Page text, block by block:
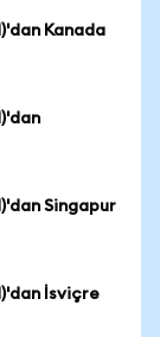
Kanada
Singapur
İsviçre